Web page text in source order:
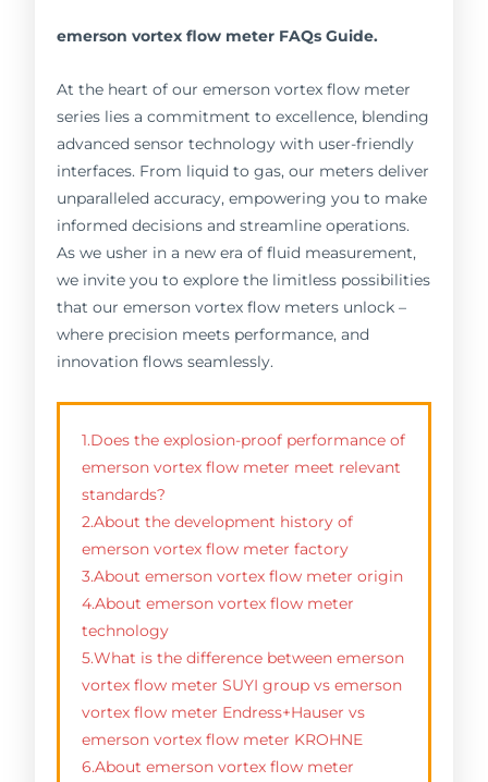
emerson vortex flow meter FAQs Guide.
At the heart of our emerson vortex flow meter
series lies a commitment to excellence, blending
advanced sensor technology with user-friendly
interfaces. From liquid to gas, our meters deliver
unparalleled accuracy, empowering you to make
informed decisions and streamline operations.
As we usher in a new era of fluid measurement,
we invite you to explore the limitless possibilities
that our emerson vortex flow meters unlock –
where precision meets performance, and
innovation flows seamlessly.
1.Does the explosion-proof performance of
emerson vortex flow meter meet relevant
standards?
2.About the development history of
emerson vortex flow meter factory
3.About emerson vortex flow meter origin
4.About emerson vortex flow meter
technology
5.What is the difference between emerson
vortex flow meter SUYI group vs emerson
vortex flow meter Endress+Hauser vs
emerson vortex flow meter KROHNE
6.About emerson vortex flow meter